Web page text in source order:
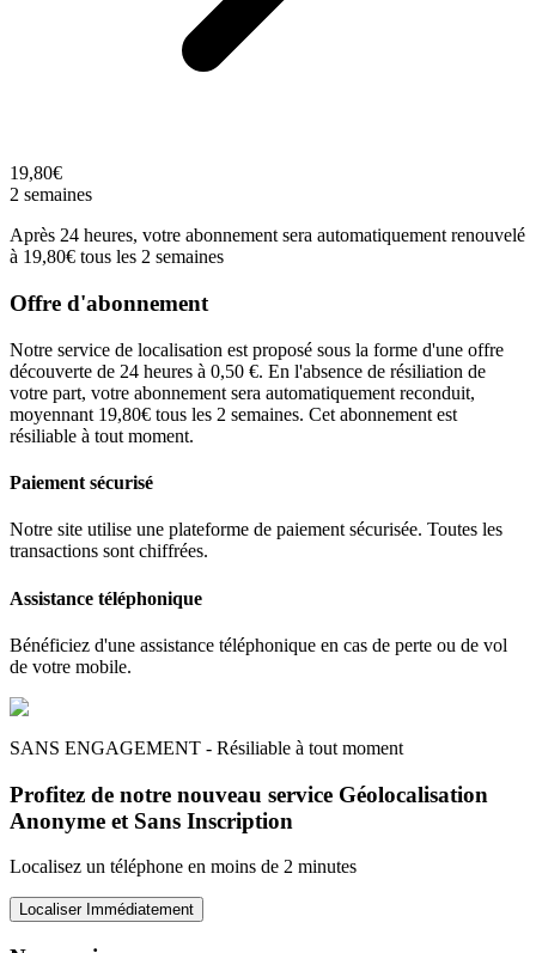
19,80€
2 semaines
Après 24 heures, votre abonnement sera automatiquement renouvelé
à 19,80€ tous les 2 semaines
Offre d'abonnement
Notre service de localisation est proposé sous la forme d'une offre
découverte de 24 heures à 0,50 €. En l'absence de résiliation de
votre part, votre abonnement sera automatiquement reconduit,
moyennant 19,80€ tous les 2 semaines. Cet abonnement est
résiliable à tout moment.
Paiement sécurisé
Notre site utilise une plateforme de paiement sécurisée. Toutes les
transactions sont chiffrées.
Assistance téléphonique
Bénéficiez d'une assistance téléphonique en cas de perte ou de vol
de votre mobile.
SANS ENGAGEMENT - Résiliable à tout moment
Profitez de notre nouveau service Géolocalisation
Anonyme et Sans Inscription
Localisez un téléphone en moins de 2 minutes
Localiser Immédiatement